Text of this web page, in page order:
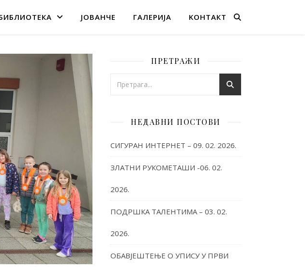
ЈОВАНЧЕ ГАЛЕРИЈА KОНТАКТ
ПРЕТРАЖИ
НЕДАВНИ ПОСТОВИ
СИГУРАН ИНТЕРНЕТ – 09. 02. 2026.
ЗЛАТНИ РУКОМЕТАШИ -06. 02.
2026.
ПОДРШКА ТАЛЕНТИМА – 03. 02.
2026.
ОБАВЈЕШТЕЊЕ О УПИСУ У ПРВИ